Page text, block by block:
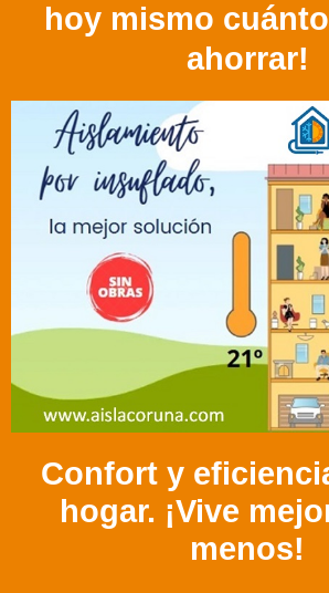
hoy mismo
ahorrar!
Confort y
hogar. ¡Vive
menos!